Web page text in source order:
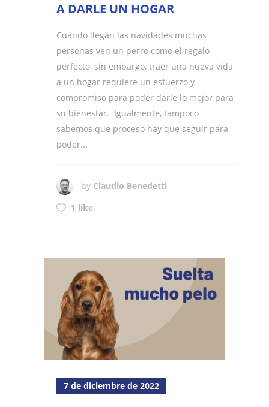
A DARLE UN HOGAR
Cuando llegan las navidades muchas
personas ven un perro como el regalo
perfecto, sin embargo, traer una nueva vida
a un hogar requiere un esfuerzo y
compromiso para poder darle lo mejor para
su bienestar. Igualmente, tampoco
sabemos que proceso hay que seguir para
poder...
by Claudio Benedetti
1 like
7 de diciembre de 2022